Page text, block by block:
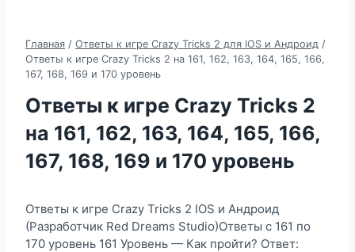
Главная / Ответы к игре Crazy Tricks 2 для IOS и Андроид /
Ответы к игре Crazy Tricks 2 на 161, 162, 163, 164, 165, 166,
167, 168, 169 и 170 уровень
Ответы к игре Crazy Tricks 2
на 161, 162, 163, 164, 165, 166,
167, 168, 169 и 170 уровень
Ответы к игре Crazy Tricks 2 IOS и Андроид
(Разработчик Red Dreams Studio)Ответы с 161 по
170 уровень 161 Уровень — Как пройти? Ответ: